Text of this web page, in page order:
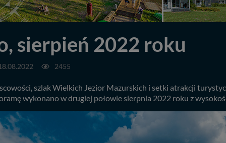
sierpień 2022 roku
2455
szlak Wielkich Jezior Mazurskich i setki atrakcji
wykonano w drugiej połowie sierpnia 2022 roku z